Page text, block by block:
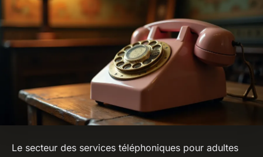
Le secteur des services téléphoniques pour adultes